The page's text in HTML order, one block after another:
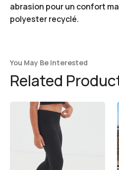
abrasion pour un confort
polyester recyclé.
You May Be Interested
Related